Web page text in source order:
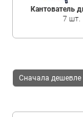
Кантователь
7 шт.
Сначала дешевле